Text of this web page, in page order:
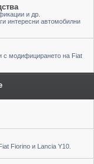
и др.
интересни автомобилни
с модифицирането на Fiat
Fiorino и Lancia Y10.